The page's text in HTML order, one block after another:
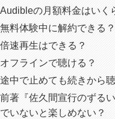
Audibleの月額料金はいく
無料体験中に解約できる？
倍速再生はできる？
オフラインで聴ける？
途中で止めても続きから
前著『佐久間宣行のずる
でいないと楽しめない？